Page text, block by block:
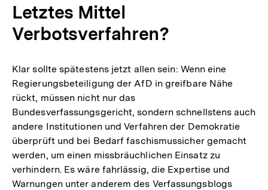
Letztes Mittel
Verbotsverfahren?
Klar sollte spätestens jetzt allen sein: Wenn eine
Regierungsbeteiligung der AfD in greifbare Nähe
rückt, müssen nicht nur das
Bundesverfassungsgericht, sondern schnellstens auch
andere Institutionen und Verfahren der Demokratie
überprüft und bei Bedarf faschismussicher gemacht
werden, um einen missbräuchlichen Einsatz zu
verhindern. Es wäre fahrlässig, die Expertise und
Warnungen unter anderem des Verfassungsblogs